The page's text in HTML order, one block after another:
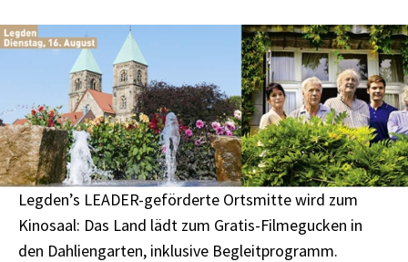
Legden’s LEADER-geförderte Ortsmitte wird zum
Kinosaal: Das Land lädt zum Gratis-Filmegucken in
den Dahliengarten, inklusive Begleitprogramm.